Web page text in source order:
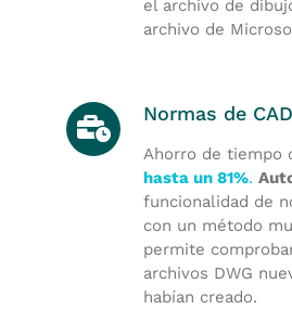
el archivo de
archivo de
Normas de CAD
Ahorro de tiempo
hasta un 81%.
funcionalidad de
con un método
permite
archivos DWG
habían creado.